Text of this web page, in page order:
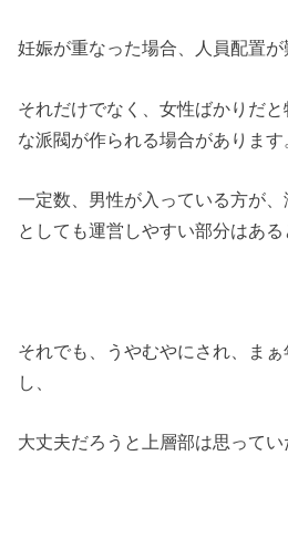
妊娠が重なった場合、人員配置が
それだけでなく、女性ばかりだ
な派閥が作られる場合があります
一定数、男性が入っている方が
としても運営しやすい部分はある
それでも、うやむやにされ、ま
し、
大丈夫だろうと上層部は思ってい